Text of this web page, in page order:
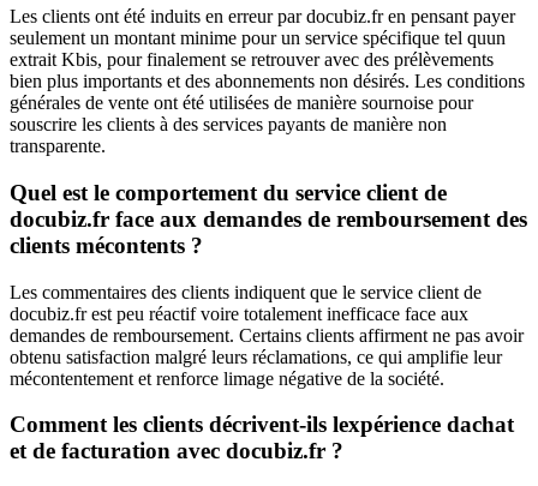
Les clients ont été induits en erreur par docubiz.fr en pensant payer
seulement un montant minime pour un service spécifique tel quun
extrait Kbis, pour finalement se retrouver avec des prélèvements
bien plus importants et des abonnements non désirés. Les conditions
générales de vente ont été utilisées de manière sournoise pour
souscrire les clients à des services payants de manière non
transparente.
Quel est le comportement du service client de
docubiz.fr face aux demandes de remboursement des
clients mécontents ?
Les commentaires des clients indiquent que le service client de
docubiz.fr est peu réactif voire totalement inefficace face aux
demandes de remboursement. Certains clients affirment ne pas avoir
obtenu satisfaction malgré leurs réclamations, ce qui amplifie leur
mécontentement et renforce limage négative de la société.
Comment les clients décrivent-ils lexpérience dachat
et de facturation avec docubiz.fr ?